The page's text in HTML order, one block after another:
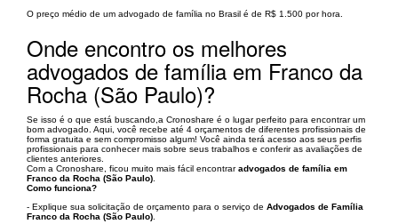
O preço médio de um advogado de família no Brasil é de R$ 1.500 por hora.
Onde encontro os melhores
advogados de família em Franco da
Rocha (São Paulo)?
Se isso é o que está buscando,a Cronoshare é o lugar perfeito para encontrar um
bom advogado. Aqui, você recebe até 4 orçamentos de diferentes profissionais de
forma gratuita e sem compromisso algum! Você ainda terá acesso aos seus perfis
profissionais para conhecer mais sobre seus trabalhos e conferir as avaliações de
clientes anteriores.
Com a Cronoshare, ficou muito mais fácil encontraradvogados de família em
Franco da Rocha (São Paulo)
Como funciona?
- Explique sua solicitação de orçamento para o serviço de Advogados de Família
Franco da Rocha (São Paulo)